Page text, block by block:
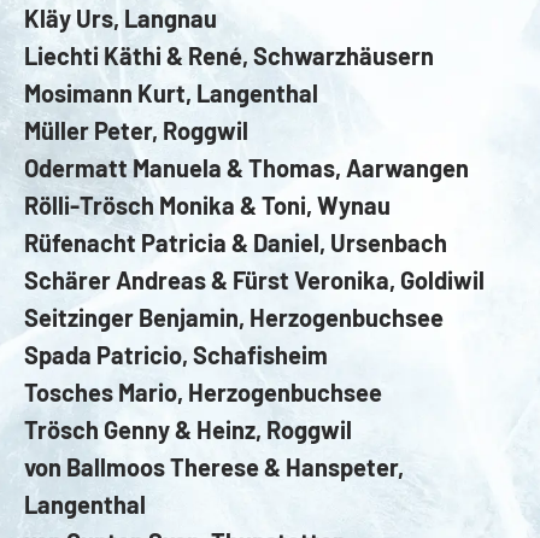
Kläy Urs, Langnau
Liechti Käthi & René, Schwarzhäusern
Mosimann Kurt, Langenthal
Müller Peter, Roggwil
Odermatt Manuela & Thomas, Aarwangen
Rölli-Trösch Monika & Toni, Wynau
Rüfenacht Patricia & Daniel, Ursenbach
Schärer Andreas & Fürst Veronika, Goldiwil
Seitzinger Benjamin, Herzogenbuchsee
Spada Patricio, Schafisheim
Tosches Mario, Herzogenbuchsee
Trösch Genny & Heinz, Roggwil
von Ballmoos Therese & Hanspeter,
Langenthal